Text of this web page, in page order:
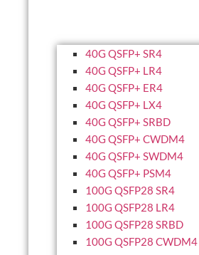
40G QSFP+ SR4
40G QSFP+ LR4
40G QSFP+ ER4
40G QSFP+ LX4
40G QSFP+ SRBD
40G QSFP+ CWDM4
40G QSFP+ SWDM4
40G QSFP+ PSM4
100G QSFP28 SR4
100G QSFP28 LR4
100G QSFP28 SRBD
100G QSFP28 CWDM4